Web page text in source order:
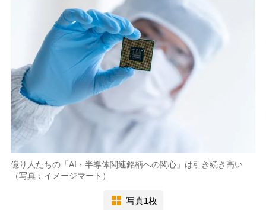
億り人たちの「AI・半導体関連銘柄への関心」は引き続き高い
（写真：イメージマート）
写真1枚